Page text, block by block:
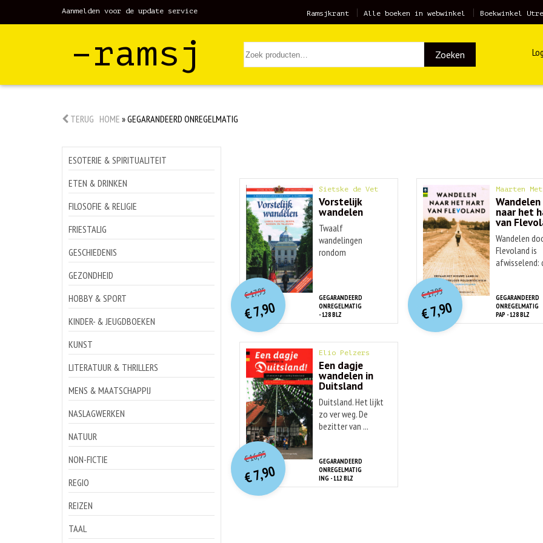
Aanmelden voor de update service Ramsjkrant Alle boeken in webwinkel Boekwinkel
–ramsj Zoeken
TERUG HOME »GEGARANDEERD ONREGELMATIG
ESOTERIE & SPIRITUALITEIT
ETEN & DRINKEN
FILOSOFIE & RELIGIE
FRIESTALIG
GESCHIEDENIS
GEZONDHEID
HOBBY & SPORT
KINDER- & JEUGDBOEKEN
KUNST
LITERATUUR & THRILLERS
MENS & MAATSCHAPPIJ
NASLAGWERKEN
NATUUR
NON-FICTIE
REGIO
REIZEN
TAAL
Sietske de Vet
Vorstelijk
wandelen
Twaalf
wandelingen
rondom
GEGARANDEERD
ONREGELMATIG
- 128 BLZ
€17,95O
orspr
onkelijke
prijs
was:
€ 17,95.
€7,90
Huidige
prijs
is:
€ 7,90.
Maarten
Wandelen
naar het
van
Wandelen
Flevoland is
afwisselend:
GEGARANDEERD
ONREGELMATIG
PAP - 128 BLZ
€17,95O
orspr
onkelijke
prijs
was:
€ 17,95.
€7,90
Huidige
prijs
is:
€ 7,90.
Elio Pelzers
Een dagje
wandelen in
Duitsland
Duitsland. Het lijkt
zo ver weg. De
bezitter van ...
GEGARANDEERD
ONREGELMATIG
ING - 112 BLZ
€16,95O
orspr
onkelijke
prijs
was:
€ 16,95.
€7,90
Huidige
prijs
is:
€ 7,90.